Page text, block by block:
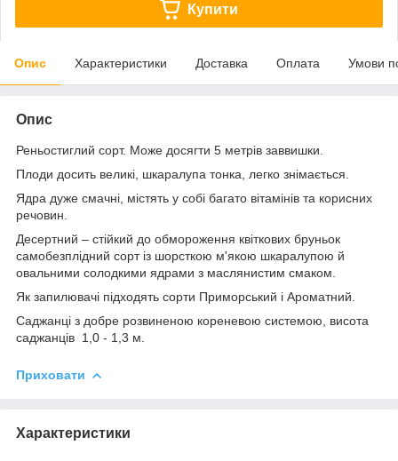
Купити
Опис Характеристики Доставка Оплата Умови
Опис
Реньостиглий сорт. Може досягти 5 метрів заввишки.
Плоди досить великі, шкаралупа тонка, легко знімається.
Ядра дуже смачні, містять у собі багато вітамінів та корисних
речовин.
Десертний – стійкий до обмороження квіткових бруньок
самобезплідний сорт із шорсткою м'якою шкаралупою й
овальними солодкими ядрами з маслянистим смаком.
Як запилювачі підходять сорти Приморський і Ароматний.
Саджанці з добре розвиненою кореневою системою, висота
саджанців 1,0 - 1,3 м.
Приховати
Характеристики